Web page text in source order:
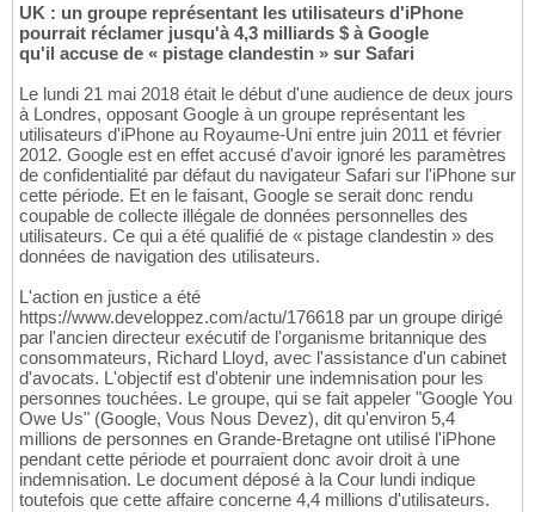
UK : un groupe représentant les utilisateurs d'iPhone
pourrait réclamer jusqu'à 4,3 milliards $ à Google
qu'il accuse de « pistage clandestin » sur Safari
Le lundi 21 mai 2018 était le début d'une audience de deux jours
à Londres, opposant Google à un groupe représentant les
utilisateurs d'iPhone au Royaume-Uni entre juin 2011 et février
2012. Google est en effet accusé d'avoir ignoré les paramètres
de confidentialité par défaut du navigateur Safari sur l'iPhone sur
cette période. Et en le faisant, Google se serait donc rendu
coupable de collecte illégale de données personnelles des
utilisateurs. Ce qui a été qualifié de « pistage clandestin » des
données de navigation des utilisateurs.
L'action en justice a été
https://www.developpez.com/actu/176618 par un groupe dirigé
par l'ancien directeur exécutif de l'organisme britannique des
consommateurs, Richard Lloyd, avec l'assistance d'un cabinet
d'avocats. L'objectif est d'obtenir une indemnisation pour les
personnes touchées. Le groupe, qui se fait appeler "Google You
Owe Us" (Google, Vous Nous Devez), dit qu'environ 5,4
millions de personnes en Grande-Bretagne ont utilisé l'iPhone
pendant cette période et pourraient donc avoir droit à une
indemnisation. Le document déposé à la Cour lundi indique
toutefois que cette affaire concerne 4,4 millions d'utilisateurs.